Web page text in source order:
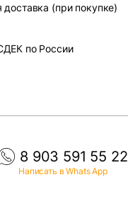
доставка (при покупке)
по России
8 903 591 55 22
Написать в Whats App